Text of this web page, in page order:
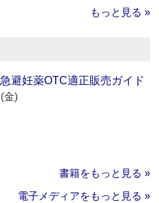
もっと見る »
急避妊薬OTC適正販売ガイド
金)
書籍をもっと見る »
電子メディアをもっと見る »